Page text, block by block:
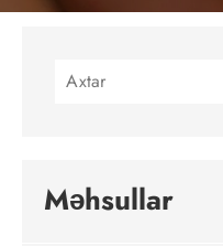
Məhsullar